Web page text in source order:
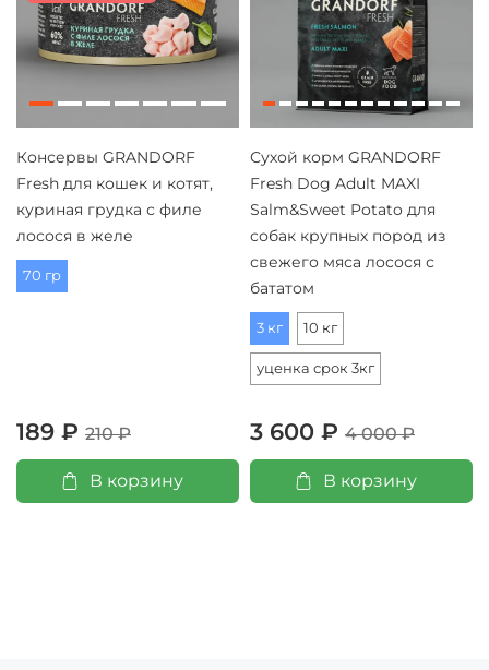
Консервы GRANDORF
Fresh для кошек и котят,
куриная грудка с филе
лосося в желе
70 гр
189 ₽ 210 ₽
В корзину
Сухой корм GRANDORF
Fresh Dog Adult MAXI
Salm&Sweet Potato для
собак крупных пород из
свежего мяса лосося с
бататом
3 кг 10 кг
уценка срок 3кг
3 600 ₽ 4 000 ₽
В корзину